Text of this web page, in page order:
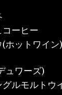
シュコ
ウ(ホッ
(デュ
グルモル